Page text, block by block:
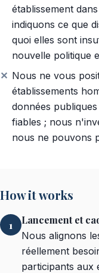
établissement
indiquons ce que
quoi elles sont
nouvelle politique
Nous ne vous
établissements
données
fiables ; nous
nous ne pouvons
How it works
1 Lancement et
Nous alignons
réellement
participants aux